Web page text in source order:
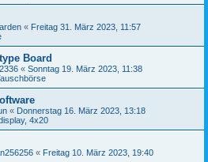
« Freitag 31. März 2023, 11:57
Board
« Sonntag 19. März 2023, 11:38
« Donnerstag 16. März 2023, 13:18
4x20
« Freitag 10. März 2023, 19:40